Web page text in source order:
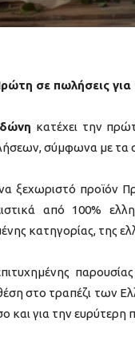
σε πωλήσεις για
κατέχει την
σύμφωνα με τα
ξεχωριστό προϊόν
από 100%
κατηγορίας, της
θέση στο τραπέζι
για την ευρύτερη